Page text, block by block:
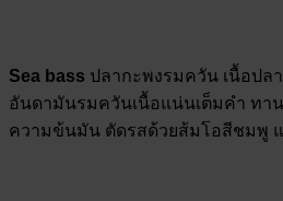
Sea bass ปลากะพงรมควัน เนื้อปล
อันดามันรมควันเนื้อแน่นเต็มคำ ทาน
ความข้นมัน ตัดรสด้วยส้มโอสีชมพู